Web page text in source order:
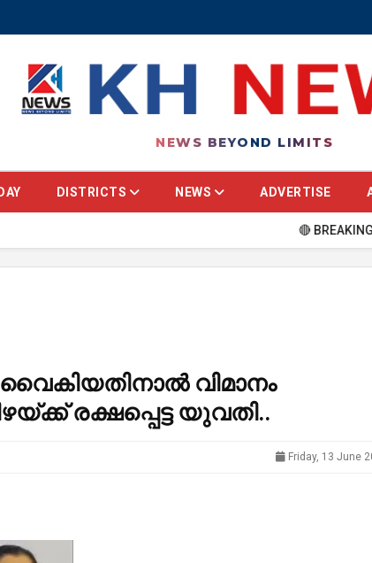
NEWS BEYOND LIMITS
DISTRICTS NEWS ADVERTISE
🔴 BREAKING
വിമാനം
രക്ഷപ്പെട്ട യുവതി..
Friday, 13 June